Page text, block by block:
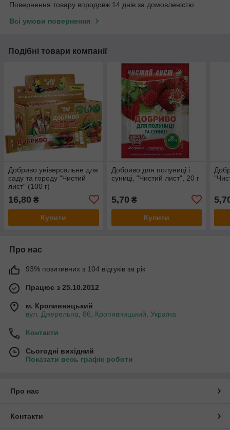
Повернення товару впродовж 14 днів за домовленістю
Всі умови повернення
Подібні товари компанії
Добриво універсальне для
саду та городу "Чистий
лист" (100 г)
16,80 ₴
Купити
Добриво для полуниці і
суниці, "Чистий лист", 20 г
5,70 ₴
Купити
Про нас
93% позитивних з 104 відгуків за рік
Працює з 25.10.2012
м. Кропивницький
вул. Джерельна, 86, Кропивницький, Україна
Контакти
Сьогодні вихідний
Показати весь графік роботи
Про нас
Контакти